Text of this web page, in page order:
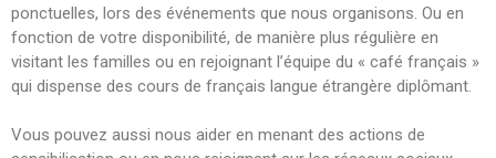
Accueil
Nous connaitre
Notre histoire
Nos actions
ponctuelles, lors des événements que nous organisons. Ou en
fonction de votre disponibilité, de manière plus régulière en
visitant les familles ou en rejoignant l’équipe du « café français »
qui dispense des cours de français langue étrangère diplômant.
Vous pouvez aussi nous aider en menant des actions de